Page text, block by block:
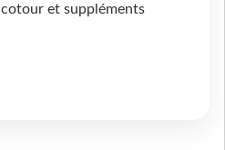
et suppléments